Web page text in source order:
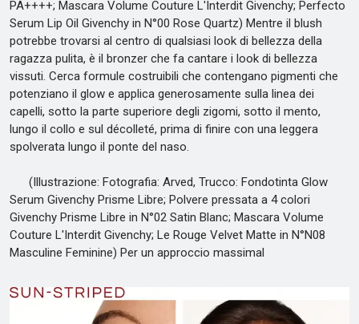
PA++++; Mascara Volume Couture L'Interdit Givenchy; Perfecto
Serum Lip Oil Givenchy in N°00 Rose Quartz) Mentre il blush
potrebbe trovarsi al centro di qualsiasi look di bellezza della
ragazza pulita, è il bronzer che fa cantare i look di bellezza
vissuti. Cerca formule costruibili che contengano pigmenti che
potenziano il glow e applica generosamente sulla linea dei
capelli, sotto la parte superiore degli zigomi, sotto il mento,
lungo il collo e sul décolleté, prima di finire con una leggera
spolverata lungo il ponte del naso.
(Illustrazione: Fotografia: Arved, Trucco: Fondotinta Glow
Serum Givenchy Prisme Libre; Polvere pressata a 4 colori
Givenchy Prisme Libre in N°02 Satin Blanc; Mascara Volume
Couture L'Interdit Givenchy; Le Rouge Velvet Matte in N°N08
Masculine Feminine) Per un approccio massimal